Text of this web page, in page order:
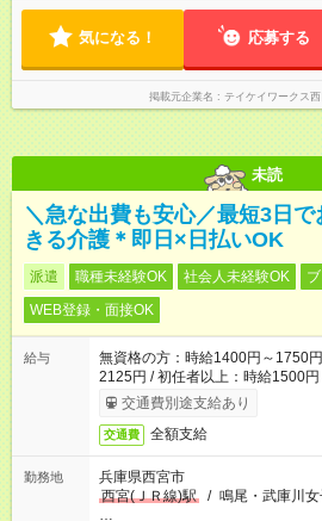
気になる！ 応募する
掲載元企業名 テイケイワークス
未読
＼急な出費も安心／最短3日
きる介護＊即日×日払いOK
派遣 職種未経験OK 社会人未経験OK
WEB登録・面接OK
給与
無資格の方：時給1400円～1750
2125円 / 初任者以上：時給
日収例：1万1200円（時給1400円
交通費別途支給あり
交通費 全額支給
勤務地
兵庫県西宮市
西宮(ＪＲ線)駅
/ 鳴尾・武庫川
…